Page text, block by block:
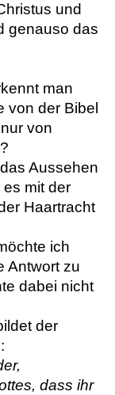
und
genauso das
man
von der Bibel
von
Aussehen
mit der
Haartracht
ich
Antwort zu
dabei nicht
der
dass ihr